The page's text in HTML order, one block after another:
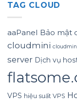
TAG CLOUD
aaPanel Bảo mật
cloudmini
server Dịch vụ
VPS hiệu suất VPS